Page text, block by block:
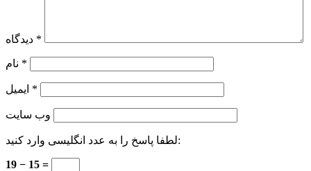
*
*
*
وب‌ سایت
لطفا پاسخ را به عدد انگلیسی وارد کنید:
19 − 15 =